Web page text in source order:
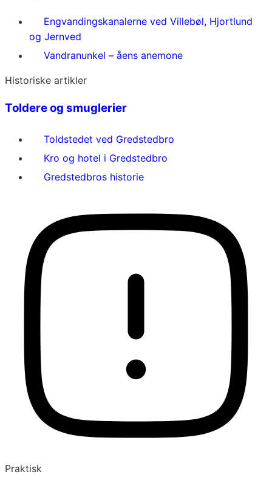
Engvandingskanalerne ved Villebøl, Hjortlund
og Jernved
Vandranunkel – åens anemone
Historiske artikler
Toldere og smuglerier
Toldstedet ved Gredstedbro
Kro og hotel i Gredstedbro
Gredstedbros historie
Praktisk